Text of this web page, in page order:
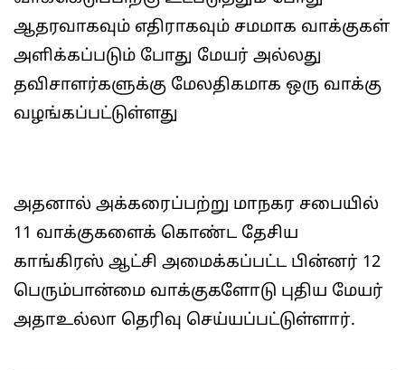
ஆதரவாகவும் எதிராகவும் சமமாக வாக்குகள்
அளிக்கப்படும் போது மேயர் அல்லது
தவிசாளர்களுக்கு மேலதிகமாக ஒரு வாக்கு
வழங்கப்பட்டுள்ளது
அதனால் அக்கரைப்பற்று மாநகர சபையில்
11 வாக்குகளைக் கொண்ட தேசிய
காங்கிரஸ் ஆட்சி அமைக்கப்பட்ட பின்னர் 12
பெரும்பான்மை வாக்குகளோடு புதிய மேயர்
அதாஉல்லா தெரிவு செய்யப்பட்டுள்ளார்.